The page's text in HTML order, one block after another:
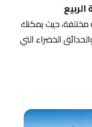
مختلفة، حيث يمكنك
الخضراء التي